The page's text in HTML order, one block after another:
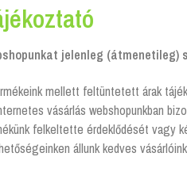
prices
jelenleg (átmenetileg)
mellett feltüntetett árak
vásárlás webshopunkban
felkeltette érdeklődését vagy
állunk kedves